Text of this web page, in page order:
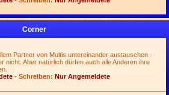
Corner
Partner von Multis untereinander austauschen -
nicht. Aber natürlich dürfen auch alle Anderen ihre
- Schreiben: Nur Angemeldete